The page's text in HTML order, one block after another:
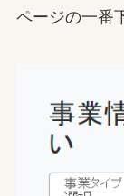
ページの一番